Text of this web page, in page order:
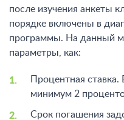
после изучения анкеты
порядке включены в
программы. На данный
параметры, как:
Процентная
минимум 2
Срок погашения